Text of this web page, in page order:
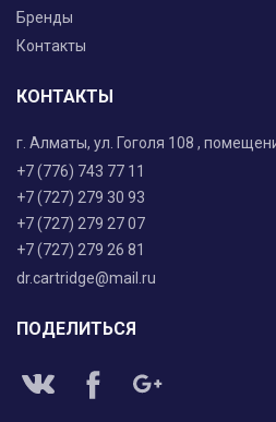
Бренды
Контакты
КОНТАКТЫ
г. Алматы, ул. Гоголя 108 ,
+7 (776) 743 77 11
+7 (727) 279 30 93
+7 (727) 279 27 07
+7 (727) 279 26 81
dr.cartridge@mail.ru
ПОДЕЛИТЬСЯ